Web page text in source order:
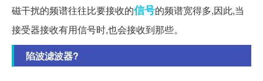
磁干扰的频谱往往比要接收的信号的频谱宽得多,因此,当
接受器接收有用信号时,也会接收到那些。
陷波滤波器?